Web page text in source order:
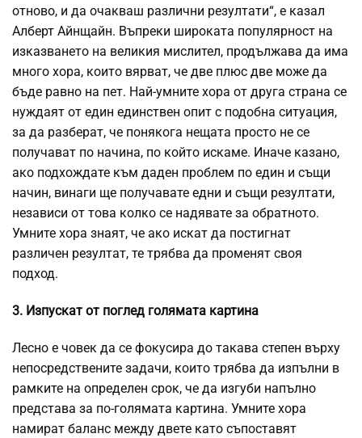
отново, и да очакваш различни резултати“, е казал
Алберт Айнщайн. Въпреки широката популярност на
изказването на великия мислител, продължава да има
много хора, които вярват, че две плюс две може да
бъде равно на пет. Най-умните хора от друга страна се
нуждаят от един единствен опит с подобна ситуация,
за да разберат, че понякога нещата просто не се
получават по начина, по който искаме. Иначе казано,
ако подхождате към даден проблем по един и същи
начин, винаги ще получавате едни и същи резултати,
независи от това колко се надявате за обратното.
Умните хора знаят, че ако искат да постигнат
различен резултат, те трябва да променят своя
подход.
3. Изпускат от поглед голямата картина
Лесно е човек да се фокусира до такава степен върху
непосредствените задачи, които трябва да изпълни в
рамките на определен срок, че да изгуби напълно
представа за по-голямата картина. Умните хора
намират баланс между двете като съпоставят